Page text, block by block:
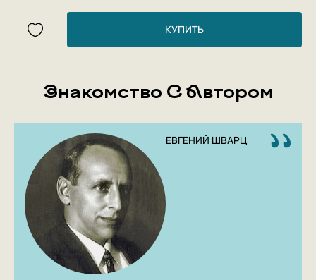
КУПИТЬ
Знакомство С Автором
ЕВГЕНИЙ ШВАРЦ